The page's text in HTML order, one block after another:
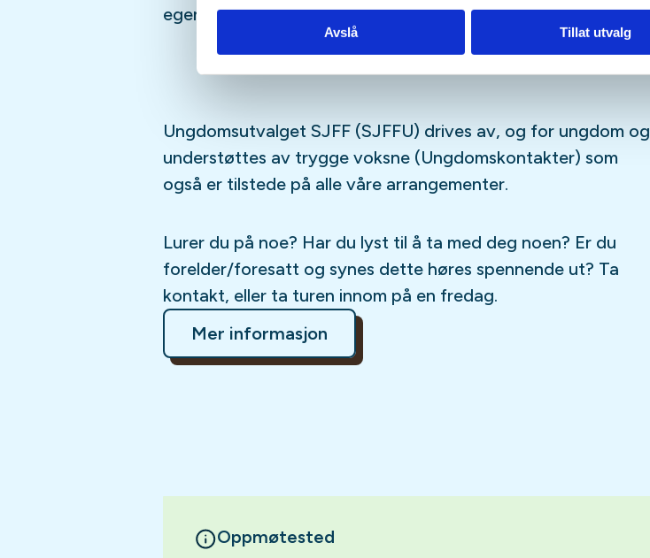
Avslå Tillat utvalg
egen
podcastpå din favoritt-streamingplattform.
Ungdomsutvalget SJFF (SJFFU) drives av, og for ungdom og
understøttes av trygge voksne (Ungdomskontakter) som
også er tilstede på alle våre arrangementer.
Lurer du på noe? Har du lyst til å ta med deg noen? Er du
forelder/foresatt og synes dette høres spennende ut? Ta
kontakt, eller ta turen innom på en fredag.
Mer informasjon
Oppmøtested